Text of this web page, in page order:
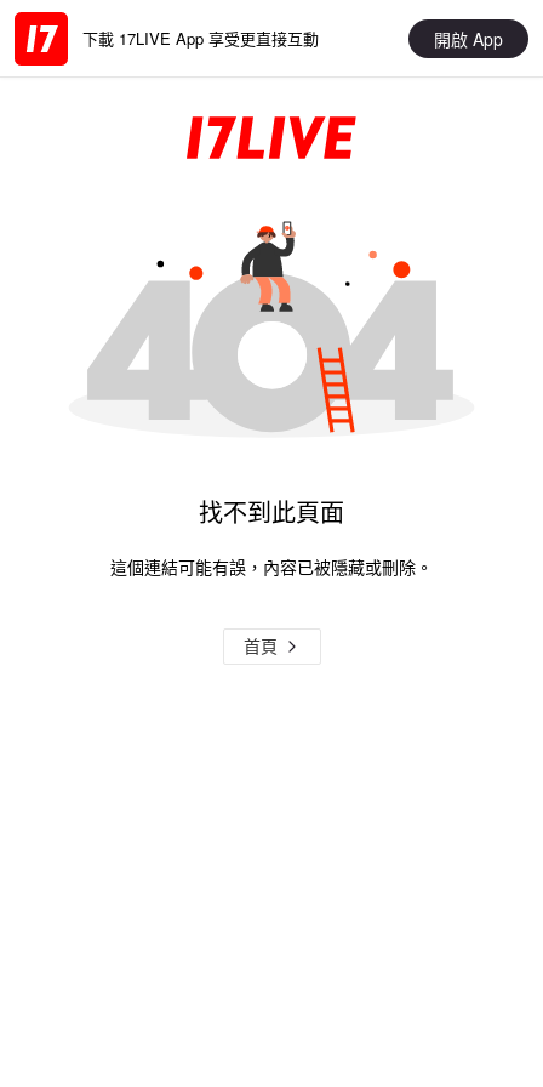
下載 17LIVE App 享受更直接互動 開啟 App
找不到此頁面
這個連結可能有誤，內容已被隱藏或刪除。
首頁